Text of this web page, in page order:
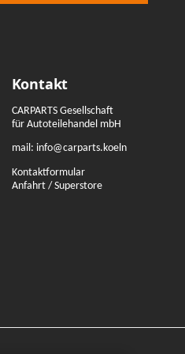
Kontakt
CARPARTS Gesellschaft
für Autoteilehandel mbH
mail: info@carparts.koeln
Kontaktformular
Anfahrt / Superstore